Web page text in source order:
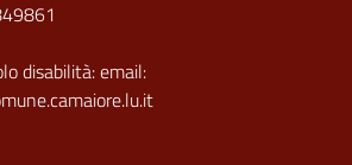
disabilità: email: